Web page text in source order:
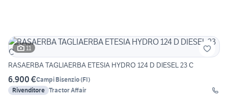
11
RASAERBA TAGLIAERBA ETESIA HYDRO 124 D DIESEL 23 C
6.900 €Campi Bisenzio(FI)
Rivenditore Tractor Affair